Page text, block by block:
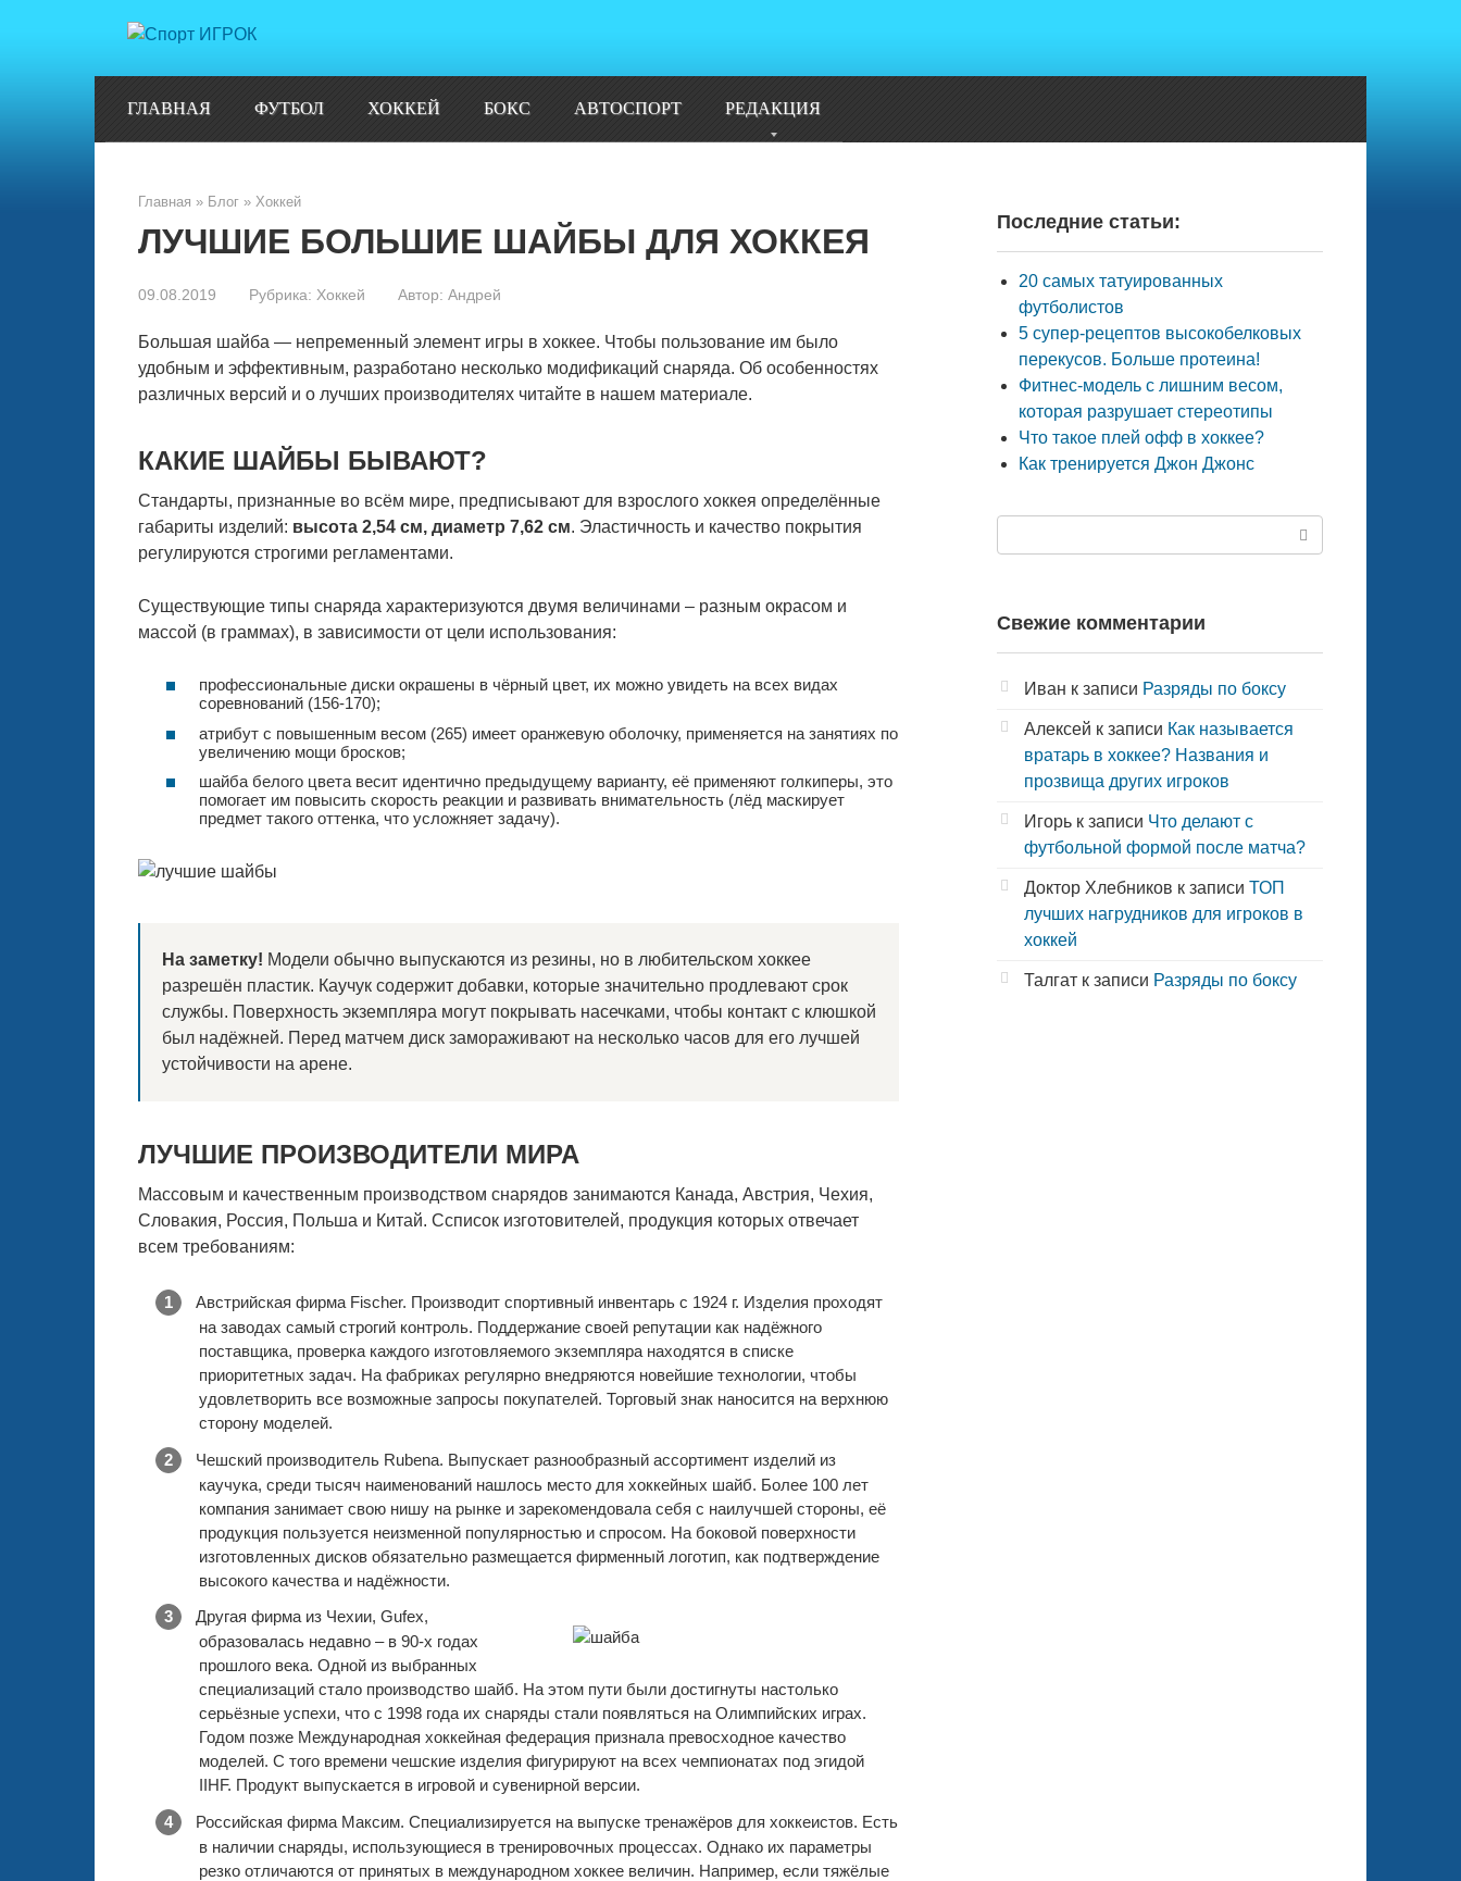
ГЛАВНАЯ ФУТБОЛ ХОККЕЙ БОКС АВТОСПОРТ РЕДАКЦИЯ
Главная » Блог » Хоккей
ЛУЧШИЕ БОЛЬШИЕ ШАЙБЫ ДЛЯ ХОККЕЯ
09.08.2019 Рубрика: Хоккей Автор: Андрей
Большая шайба — непременный элемент игры в хоккее. Чтобы пользование им было
удобным и эффективным, разработано несколько модификаций снаряда. Об особенностях
различных версий и о лучших производителях читайте в нашем материале.
КАКИЕ ШАЙБЫ БЫВАЮТ?
Стандарты, признанные во всём мире, предписывают для взрослого хоккея определённые
габариты изделий: высота 2,54 см, диаметр 7,62 см. Эластичность и качество покрытия
регулируются строгими регламентами.
Существующие типы снаряда характеризуются двумя величинами – разным окрасом и
массой (в граммах), в зависимости от цели использования:
профессиональные диски окрашены в чёрный цвет, их можно увидеть на всех видах
соревнований (156-170);
атрибут с повышенным весом (265) имеет оранжевую оболочку, применяется на занятиях по
увеличению мощи бросков;
шайба белого цвета весит идентично предыдущему варианту, её применяют голкиперы, это
помогает им повысить скорость реакции и развивать внимательность (лёд маскирует
предмет такого оттенка, что усложняет задачу).
На заметку! Модели обычно выпускаются из резины, но в любительском хоккее
разрешён пластик. Каучук содержит добавки, которые значительно продлевают срок
службы. Поверхность экземпляра могут покрывать насечками, чтобы контакт с клюшкой
был надёжней. Перед матчем диск замораживают на несколько часов для его лучшей
устойчивости на арене.
ЛУЧШИЕ ПРОИЗВОДИТЕЛИ МИРА
Массовым и качественным производством снарядов занимаются Канада, Австрия, Чехия,
Словакия, Россия, Польша и Китай. Ссписок изготовителей, продукция которых отвечает
всем требованиям:
Австрийская фирма Fischer. Производит спортивный инвентарь с 1924 г. Изделия проходят
на заводах самый строгий контроль. Поддержание своей репутации как надёжного
поставщика, проверка каждого изготовляемого экземпляра находятся в списке
приоритетных задач. На фабриках регулярно внедряются новейшие технологии, чтобы
удовлетворить все возможные запросы покупателей. Торговый знак наносится на верхнюю
сторону моделей.
Чешский производитель Rubena. Выпускает разнообразный ассортимент изделий из
каучука, среди тысяч наименований нашлось место для хоккейных шайб. Более 100 лет
компания занимает свою нишу на рынке и зарекомендовала себя с наилучшей стороны, её
продукция пользуется неизменной популярностью и спросом. На боковой поверхности
изготовленных дисков обязательно размещается фирменный логотип, как подтверждение
высокого качества и надёжности.
Другая фирма из Чехии, Gufex,
образовалась недавно – в 90-х годах
прошлого века. Одной из выбранных
специализаций стало производство шайб. На этом пути были достигнуты настолько
серьёзные успехи, что с 1998 года их снаряды стали появляться на Олимпийских играх.
Годом позже Международная хоккейная федерация признала превосходное качество
моделей. С того времени чешские изделия фигурируют на всех чемпионатах под эгидой
IIHF. Продукт выпускается в игровой и сувенирной версии.
Российская фирма Максим. Специализируется на выпуске тренажёров для хоккеистов. Есть
в наличии снаряды, использующиеся в тренировочных процессах. Однако их параметры
резко отличаются от принятых в международном хоккее величин. Например, если тяжёлые
Последние статьи:
20 самых татуированных
футболистов
5 супер-рецептов высокобелковых
перекусов. Больше протеина!
Фитнес-модель с лишним весом,
которая разрушает стереотипы
Что такое плей офф в хоккее?
Как тренируется Джон Джонс
Свежие комментарии
Иван к записи Разряды по боксу
Алексей к записи Как называется
вратарь в хоккее? Названия и
прозвища других игроков
Игорь к записи Что делают с
футбольной формой после матча?
Доктор Хлебников к записи ТОП
лучших нагрудников для игроков в
хоккей
Талгат к записи Разряды по боксу